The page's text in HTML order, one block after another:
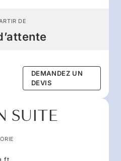
DE
DEMANDEZ UN
DEVIS
SUITE
ft